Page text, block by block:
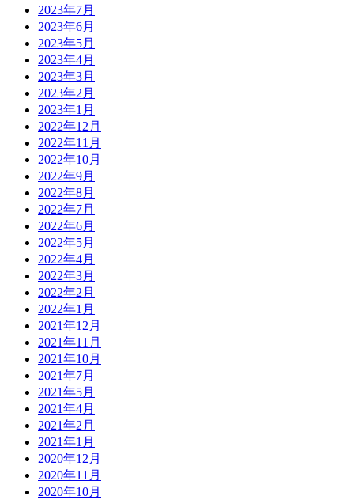
2023年7月
2023年6月
2023年5月
2023年4月
2023年3月
2023年2月
2023年1月
2022年12月
2022年11月
2022年10月
2022年9月
2022年8月
2022年7月
2022年6月
2022年5月
2022年4月
2022年3月
2022年2月
2022年1月
2021年12月
2021年11月
2021年10月
2021年7月
2021年5月
2021年4月
2021年2月
2021年1月
2020年12月
2020年11月
2020年10月